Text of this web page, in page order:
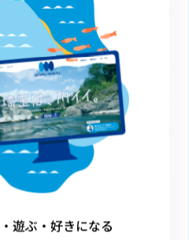
12時
遊ぶ・好きになる